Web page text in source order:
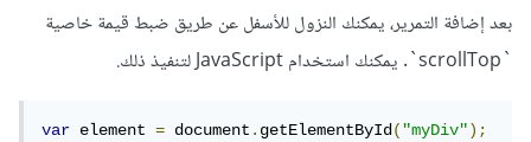
بعد إضافة التمرير، يمكنك النزول للأسفل عن طريق ضبط قيمة خاصية
`scrollTop`. يمكنك استخدام JavaScript لتنفيذ ذلك.
var element = document.getElementById("myDiv");